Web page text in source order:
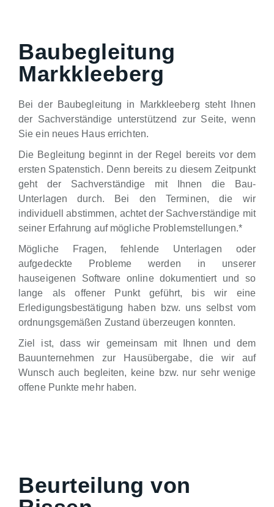
Baubegleitung
Markkleeberg
Bei der Baubegleitung in Markkleeberg steht Ihnen
der Sachverständige unterstützend zur Seite, wenn
Sie ein neues Haus errichten.
Die Begleitung beginnt in der Regel bereits vor dem
ersten Spatenstich. Denn bereits zu diesem Zeitpunkt
geht der Sachverständige mit Ihnen die Bau-
Unterlagen durch. Bei den Terminen, die wir
individuell abstimmen, achtet der Sachverständige mit
seiner Erfahrung auf mögliche Problemstellungen.*
Mögliche Fragen, fehlende Unterlagen oder
aufgedeckte Probleme werden in unserer
hauseigenen Software online dokumentiert und so
lange als offener Punkt geführt, bis wir eine
Erledigungsbestätigung haben bzw. uns selbst vom
ordnungsgemäßen Zustand überzeugen konnten.
Ziel ist, dass wir gemeinsam mit Ihnen und dem
Bauunternehmen zur Hausübergabe, die wir auf
Wunsch auch begleiten, keine bzw. nur sehr wenige
offene Punkte mehr haben.
Beurteilung von